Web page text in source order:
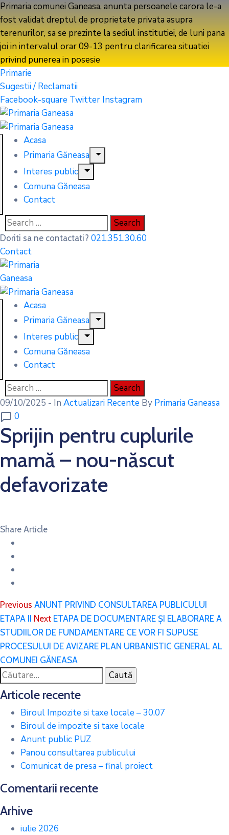
Primaria comunei Ganeasa, anunta persoanele carora le-a
fost validat dreptul de proprietate privata asupra
terenurilor, sa se prezinte la sediul institutiei, de luni pana
joi in intervalul orar 09-13 pentru clarificarea situatiei
privind punerea in posesie
ACTUALIZARI RECENTE
Primarie
Sugestii / Reclamatii
Facebook-square Twitter Instagram
Acasa
Primaria Găneasa
Interes public
Comuna Găneasa
Contact
Doriti sa ne contactati? 021.351.30.60
Contact
Acasa
Primaria Găneasa
Interes public
Comuna Găneasa
Contact
09/10/2025 - In Actualizari Recente By Primaria Ganeasa
0
Sprijin pentru cuplurile
mamă – nou-născut
defavorizate
Share Article
Previous ANUNT PRIVIND CONSULTAREA PUBLICULUI
ETAPA II Next ETAPA DE DOCUMENTARE ȘI ELABORARE A
STUDIILOR DE FUNDAMENTARE CE VOR FI SUPUSE
PROCESULUI DE AVIZARE PLAN URBANISTIC GENERAL AL
COMUNEI GĂNEASA
Caută
după:
Articole recente
Biroul Impozite si taxe locale – 30.07
Biroul de impozite si taxe locale
Anunt public PUZ
Panou consultarea publicului
Comunicat de presa – final proiect
Comentarii recente
Arhive
iulie 2026